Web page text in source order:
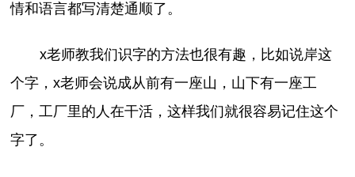
情和语言都写清楚通顺了。
x老师教我们识字的方法也很有趣，比如说岸这
个字，x老师会说成从前有一座山，山下有一座工
厂，工厂里的人在干活，这样我们就很容易记住这个
字了。